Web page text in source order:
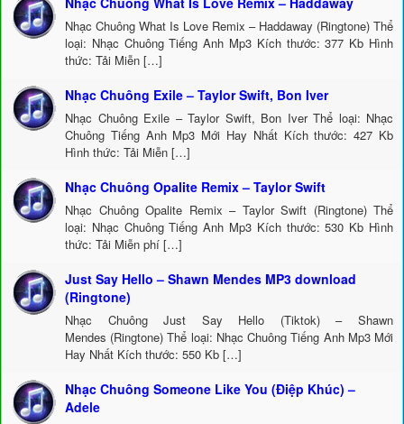
Nhạc Chuông What Is Love Remix – Haddaway (Ringtone) Thể
loại: Nhạc Chuông Tiếng Anh Mp3 Kích thước: 377 Kb Hình
thức: Tải Miễn […]
Nhạc Chuông Exile – Taylor Swift, Bon Iver
Nhạc Chuông Exile – Taylor Swift, Bon Iver Thể loại: Nhạc
Chuông Tiếng Anh Mp3 Mới Hay Nhất Kích thước: 427 Kb
Hình thức: Tải Miễn […]
Nhạc Chuông Opalite Remix – Taylor Swift
Nhạc Chuông Opalite Remix – Taylor Swift (Ringtone) Thể
loại: Nhạc Chuông Tiếng Anh Mp3 Kích thước: 530 Kb Hình
thức: Tải Miễn phí […]
Just Say Hello – Shawn Mendes MP3 download
(Ringtone)
Nhạc Chuông Just Say Hello (Tiktok) – Shawn
Mendes (Ringtone) Thể loại: Nhạc Chuông Tiếng Anh Mp3 Mới
Hay Nhất Kích thước: 550 Kb […]
Nhạc Chuông Someone Like You (Điệp Khúc) –
Adele